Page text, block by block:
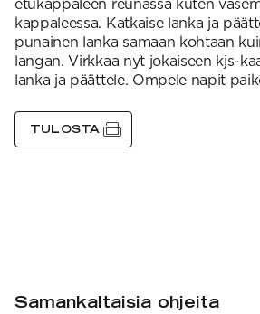
etukappaleen reunassa kuten
kappaleessa. Katkaise lanka ja
punainen lanka samaan kohtaan
langan. Virkkaa nyt jokaiseen kjs-
lanka ja päättele. Ompele napit
TULOSTA
Samankaltaisia ohjeita